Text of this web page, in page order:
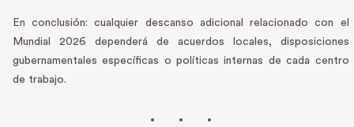
En conclusión: cualquier descanso adicional relacionado con el
Mundial 2026 dependerá de acuerdos locales, disposiciones
gubernamentales específicas o políticas internas de cada centro
de trabajo.